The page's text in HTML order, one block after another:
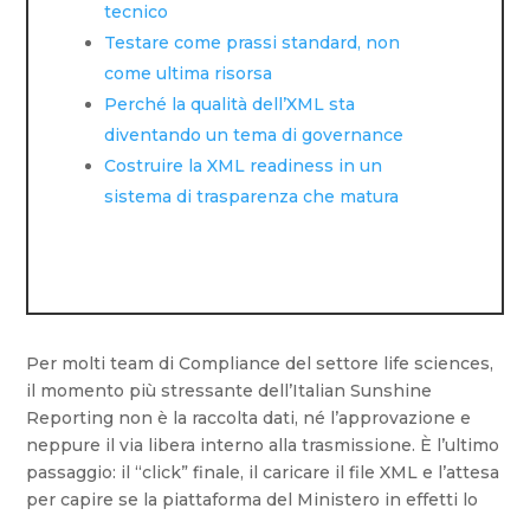
tecnico
Testare come prassi standard, non
come ultima risorsa
Perché la qualità dell’XML sta
diventando un tema di governance
Costruire la XML readiness in un
sistema di trasparenza che matura
Per molti team di Compliance del settore life sciences,
il momento più stressante dell’Italian Sunshine
Reporting non è la raccolta dati, né l’approvazione e
neppure il via libera interno alla trasmissione. È l’ultimo
passaggio: il “click” finale, il caricare il file XML e l’attesa
per capire se la piattaforma del Ministero in effetti lo